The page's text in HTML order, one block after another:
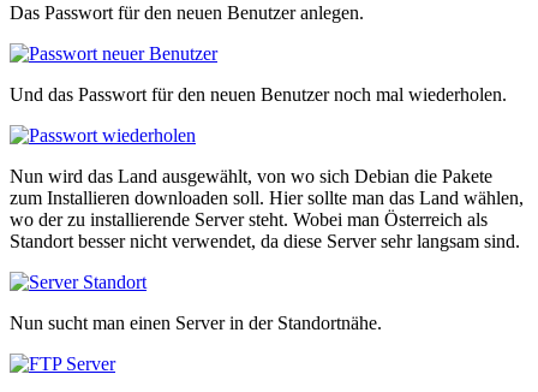
Das Passwort für den neuen Benutzer anlegen.
Und das Passwort für den neuen Benutzer noch mal wiederholen.
Nun wird das Land ausgewählt, von wo sich Debian die Pakete
zum Installieren downloaden soll. Hier sollte man das Land wählen,
wo der zu installierende Server steht. Wobei man Österreich als
Standort besser nicht verwendet, da diese Server sehr langsam sind.
Nun sucht man einen Server in der Standortnähe.